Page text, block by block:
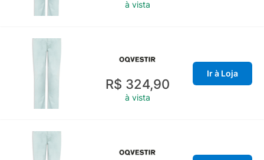
à vista
R$ 324,90
à vista
Ir à Loja